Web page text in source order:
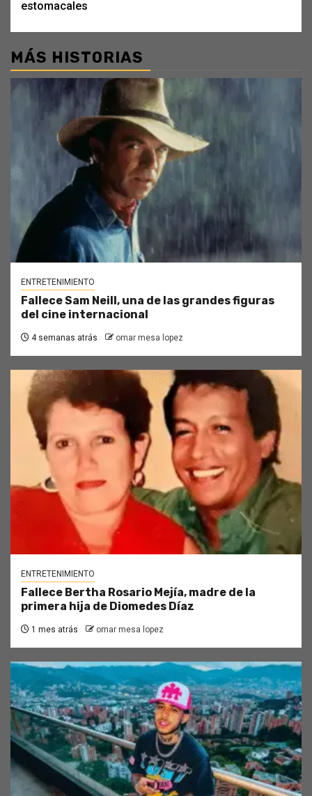
estomacales
MÁS HISTORIAS
ENTRETENIMIENTO
Fallece Sam Neill, una de las grandes figuras
del cine internacional
4 semanas atrás omar mesa lopez
ENTRETENIMIENTO
Fallece Bertha Rosario Mejía, madre de la
primera hija de Diomedes Díaz
1 mes atrás omar mesa lopez